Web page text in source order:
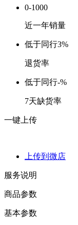
0-1000
近一年销量
低于同行3%
退货率
低于同行-%
7天缺货率
一键上传
上传到微店
服务说明
商品参数
基本参数